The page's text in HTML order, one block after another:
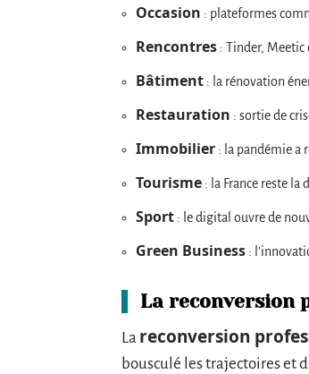
Occasion : plateformes
Rencontres : Tinder, Meetic
Bâtiment : la rénovation
Restauration : sortie de
Immobilier : la pandémie a
Tourisme : la France reste
Sport : le digital ouvre de
Green Business :
La reconversion
La reconversion
bousculé les trajectoires et